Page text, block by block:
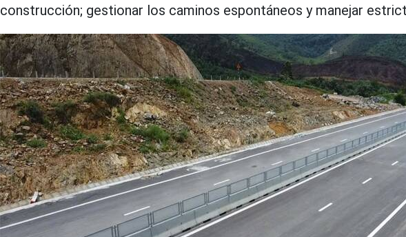
construcción; gestionar los caminos espontáneos y manejar